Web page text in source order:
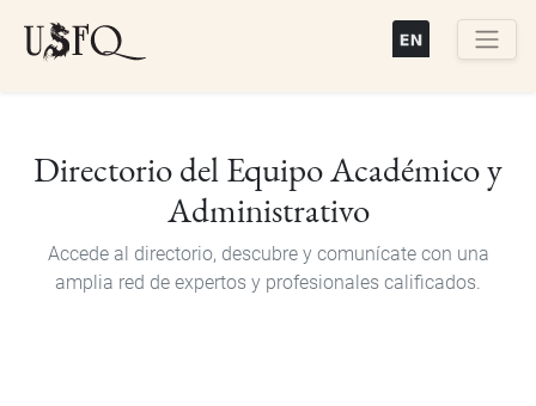
Directorio del Equipo Académico y
Administrativo
Accede al directorio, descubre y comunícate con una
amplia red de expertos y profesionales calificados.